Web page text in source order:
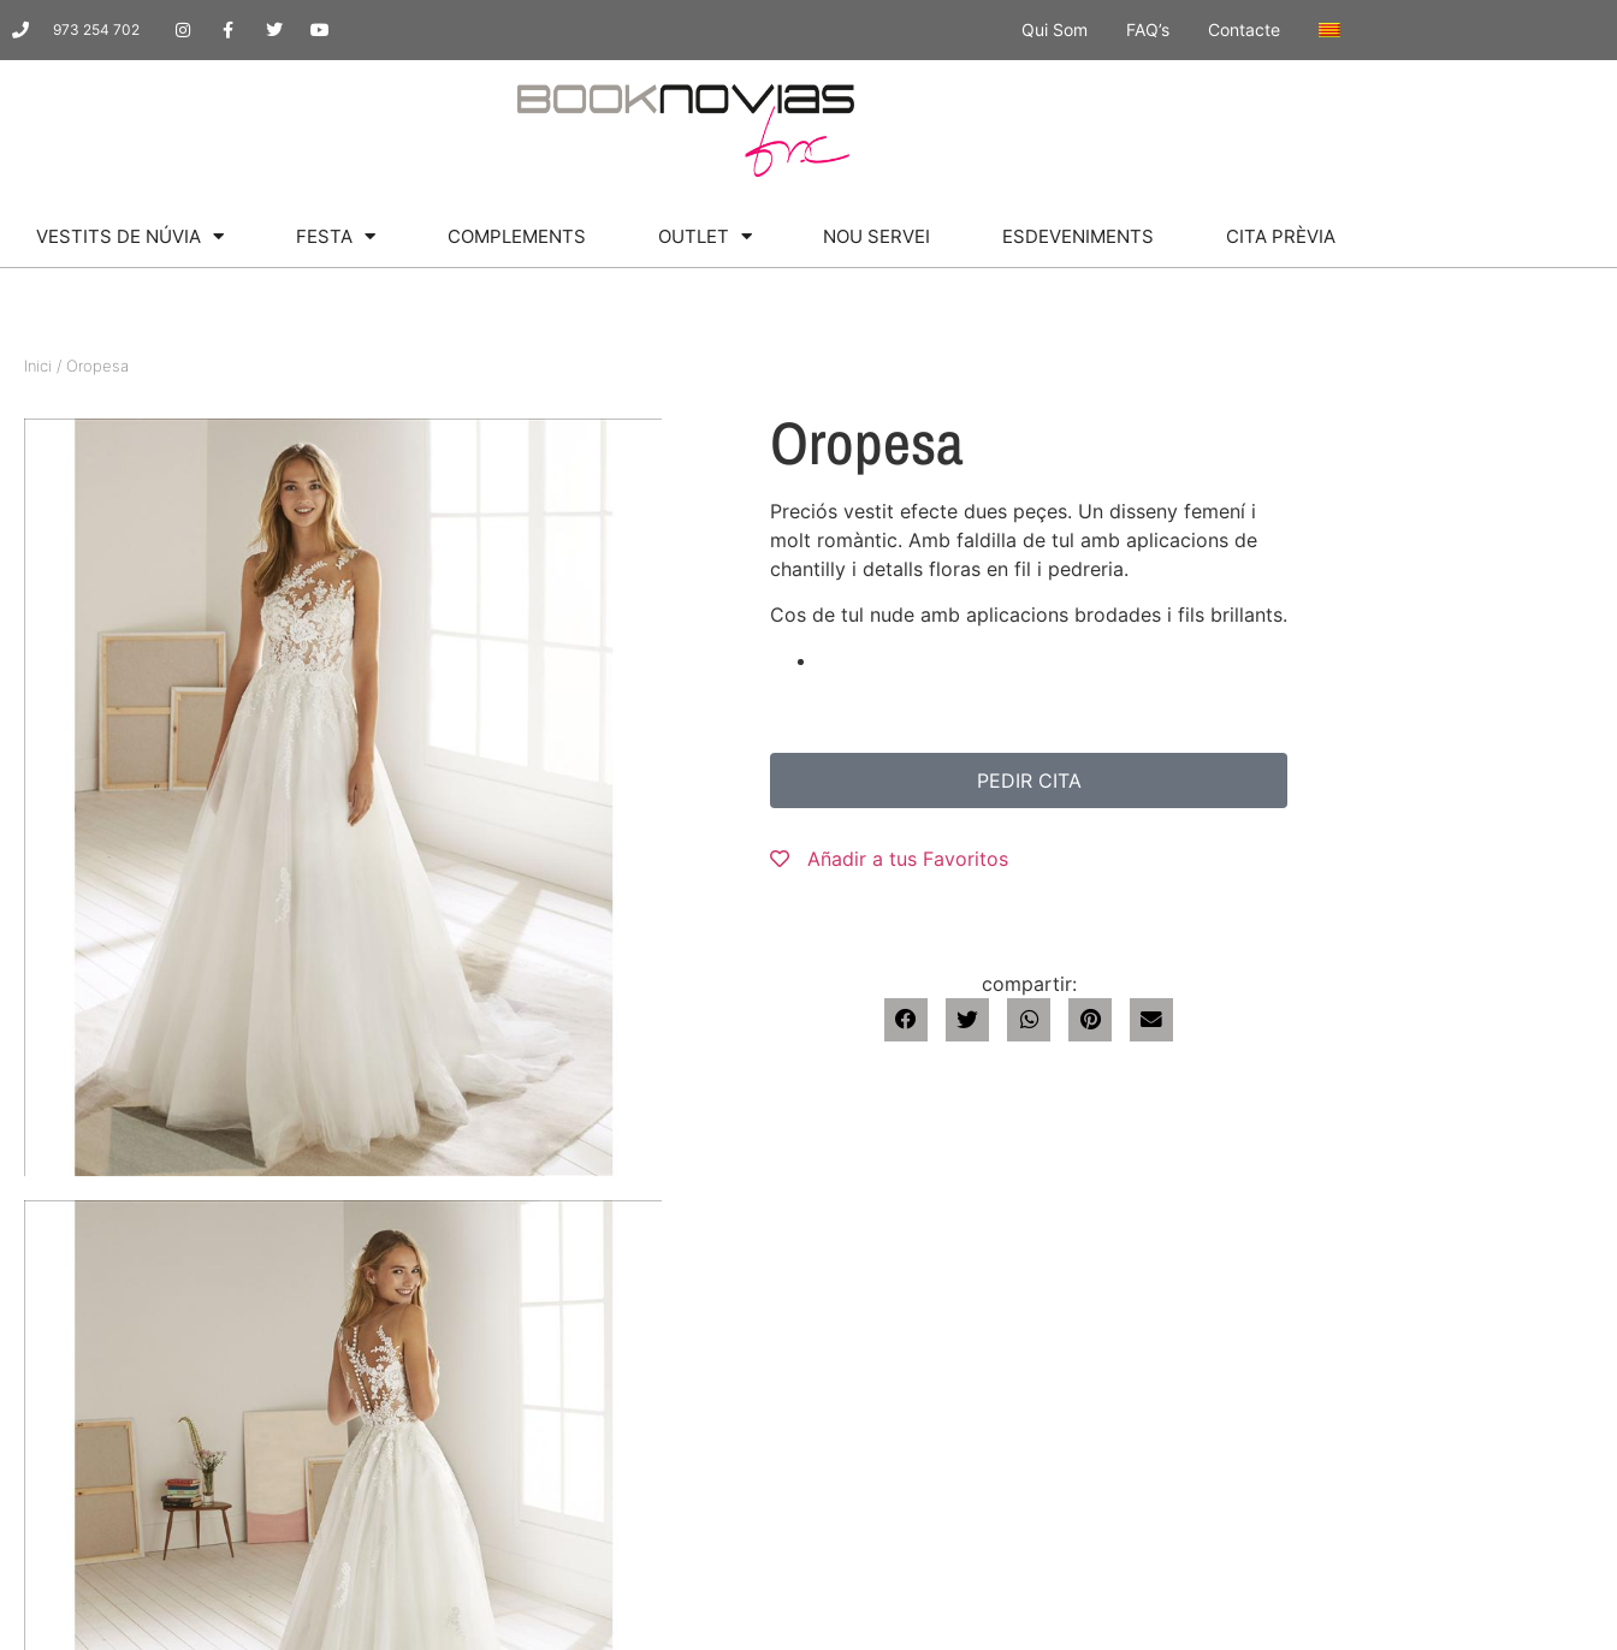
973 254 702 Qui Som FAQ’s Contacte
VESTITS DE NÚVIA FESTA COMPLEMENTS OUTLET NOU SERVEI ESDEVENIMENTS CITA PRÈVIA
Inici / Oropesa
Oropesa
Preciós vestit efecte dues peçes. Un disseny femení i
molt romàntic. Amb faldilla de tul amb aplicacions de
chantilly i detalls floras en fil i pedreria.
Cos de tul nude amb aplicacions brodades i fils brillants.
PEDIR CITA
Añadir a tus Favoritos
compartir: